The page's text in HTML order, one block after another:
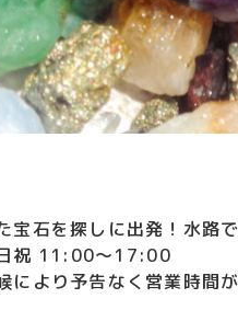
宝石を探しに出発！水路
祝 11:00～17:00
により予告なく営業時間